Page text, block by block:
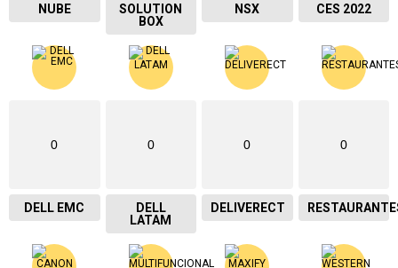
NUBE
SOLUTION
BOX
NSX CES 2022
0
DELL EMC
0
DELL
LATAM
0
DELIVERECT
0